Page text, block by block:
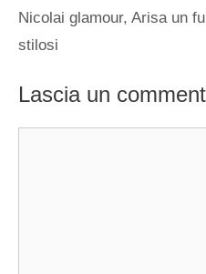
Nicolai glamour, Arisa un
stilosi
Lascia un